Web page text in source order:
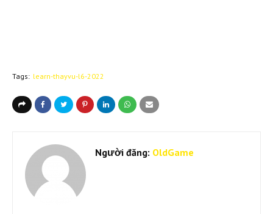
Tags: learn-thayvu-l6-2022
Người đăng: OldGame